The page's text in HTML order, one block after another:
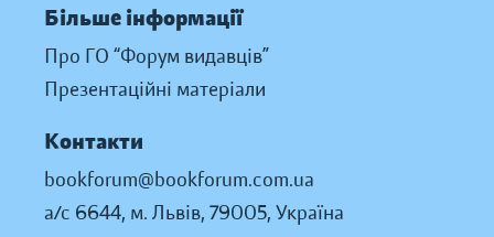
Більше інформації
Про ГО “Форум видавців”
Презентаційні матеріали
Контакти
bookforum@bookforum.com.ua
а/с 6644, м. Львів, 79005, Україна